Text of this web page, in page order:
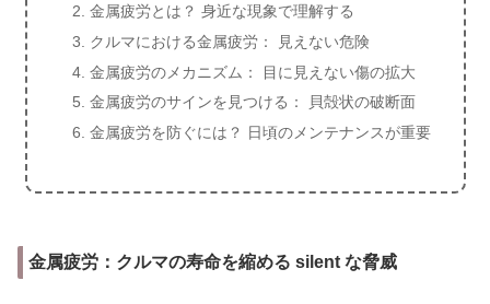
金属疲労とは？ 身近な現象で理解する
クルマにおける金属疲労： 見えない危険
金属疲労のメカニズム： 目に見えない傷の拡大
金属疲労のサインを見つける： 貝殻状の破断面
金属疲労を防ぐには？ 日頃のメンテナンスが重要
金属疲労：クルマの寿命を縮める silent な脅威